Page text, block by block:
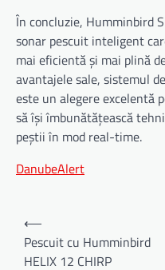
În concluzie, Humminbird
sonar pescuit inteligent
mai eficientă și mai plină
avantajele sale, sistemul
este un alegere excelentă
să își îmbunătățească
peștii în mod real-time.
DanubeAlert
Navigare
în
⟵
Pescuit cu Humminbird
HELIX 12 CHIRP